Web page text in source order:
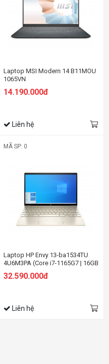
Laptop MSI Modern 14 B11MOU
1065VN
14.190.000đ
Liên hệ
MÃ SP: 0
Laptop HP Envy 13-ba1534TU
4U6M3PA (Core i7-1165G7 | 16GB
| 1TB | Intel® Iris® Xe | 13.3 inch
FHD | Win 10 | Vàng)
32.590.000đ
Liên hệ